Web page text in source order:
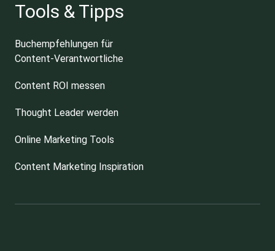
Tools & Tipps
Buchempfehlungen für
Content-Verantwortliche
Content ROI messen
Thought Leader werden
Online Marketing Tools
Content Marketing Inspiration